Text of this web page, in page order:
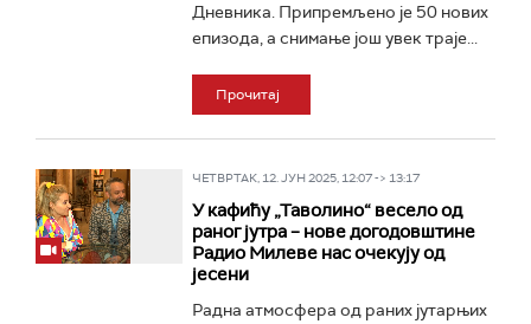
Дневника. Припремљено је 50 нових
епизода, а снимање још увек траје...
Прочитај
ЧЕТВРТАК, 12. ЈУН 2025, 12:07 -> 13:17
У кaфићу „Таволино“ весело од
раног јутра – нове догодовштине
Радио Милеве нас очекују од
јесени
Радна атмосфера од раних јутарњих